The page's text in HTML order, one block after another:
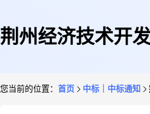
荆州经济技术开
您当前的位置： 首页 中标｜中标通知